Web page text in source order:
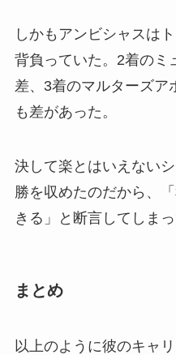
しかもアンビシャスは
背負っていた。2着のミ
差、3着のマルターズア
も差があった。
決して楽とはいえない
勝を収めたのだから、
きる」と断言してしま
まとめ
以上のように彼のキャ